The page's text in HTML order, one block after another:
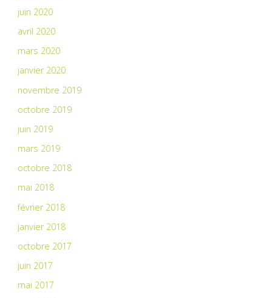
juin 2020
avril 2020
mars 2020
janvier 2020
novembre 2019
octobre 2019
juin 2019
mars 2019
octobre 2018
mai 2018
février 2018
janvier 2018
octobre 2017
juin 2017
mai 2017